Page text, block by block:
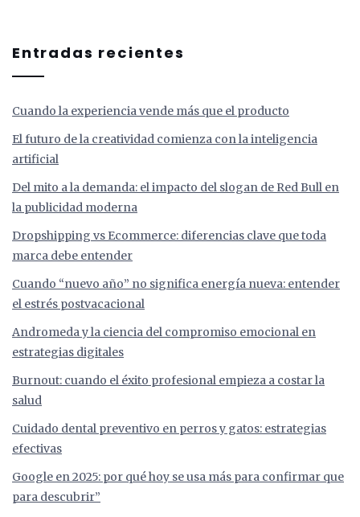
Entradas recientes
Cuando la experiencia vende más que el producto
El futuro de la creatividad comienza con la inteligencia
artificial
Del mito a la demanda: el impacto del slogan de Red Bull en
la publicidad moderna
Dropshipping vs Ecommerce: diferencias clave que toda
marca debe entender
Cuando “nuevo año” no significa energía nueva: entender
el estrés postvacacional
Andromeda y la ciencia del compromiso emocional en
estrategias digitales
Burnout: cuando el éxito profesional empieza a costar la
salud
Cuidado dental preventivo en perros y gatos: estrategias
efectivas
Google en 2025: por qué hoy se usa más para confirmar que
para descubrir”